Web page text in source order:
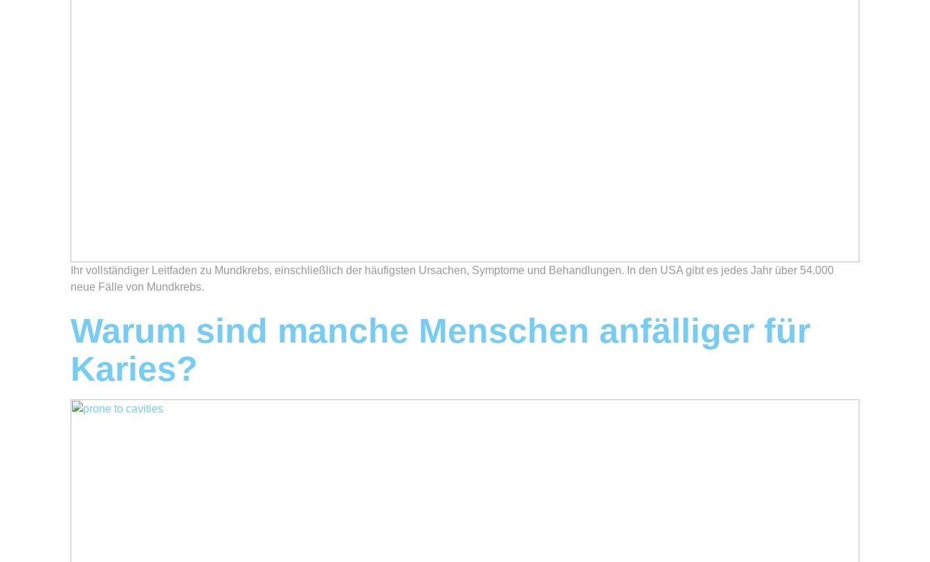
Ihr vollständiger Leitfaden zu Mundkrebs, einschließlich der häufigsten Ursachen, Symptome und Behandlungen. In den USA gibt es jedes Jahr über 54.000
neue Fälle von Mundkrebs.
Warum sind manche Menschen anfälliger für
Karies?